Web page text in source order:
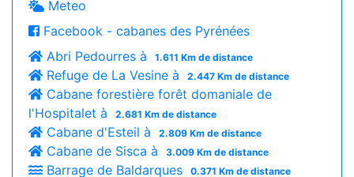
Meteo
Facebook - cabanes des Pyrénées
Abri Pedourres à
1.611 Km de distance
Refuge de La Vesine à 2.447 Km de distance
Cabane forestière forêt domaniale de
l'Hospitalet à
2.681 Km de distance
Cabane d'Esteil à 2.809 Km de distance
Cabane de Sisca à 3.009 Km de distance
Barrage de Baldarques 0.371 Km de distance